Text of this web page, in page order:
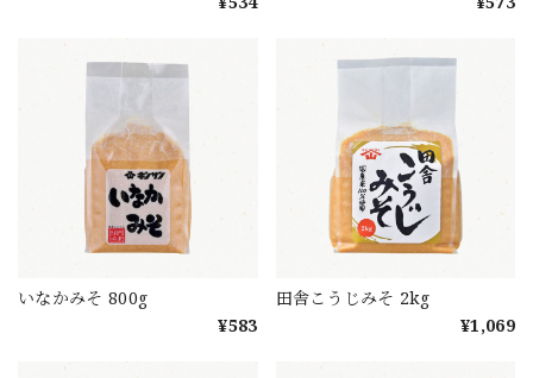
いなかみそ 800g
¥583
田舎こうじみそ 2kg
¥1,069